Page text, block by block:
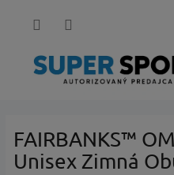
FAIRBANKS™
Unisex Zimná